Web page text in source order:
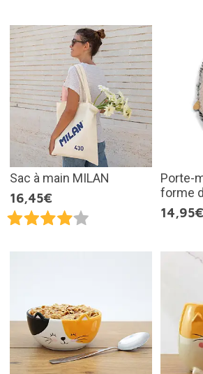
Sac à main MILAN
16,45€
Porte-
forme
14,95€